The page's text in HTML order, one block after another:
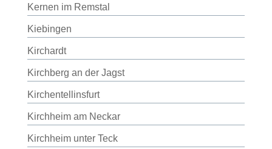
Kernen im Remstal
Kiebingen
Kirchardt
Kirchberg an der Jagst
Kirchentellinsfurt
Kirchheim am Neckar
Kirchheim unter Teck